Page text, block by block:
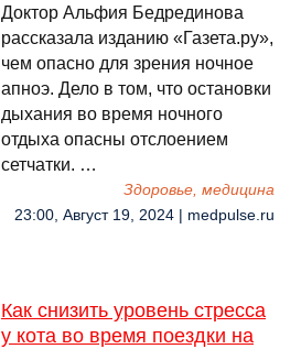
Доктор Альфия Бедрединова
рассказала изданию «Газета.ру»,
чем опасно для зрения ночное
апноэ. Дело в том, что остановки
дыхания во время ночного
отдыха опасны отслоением
сетчатки. …
Здоровье, медицина
23:00, Август 19, 2024 | medpulse.ru
Как снизить уровень стресса
у кота во время поездки на